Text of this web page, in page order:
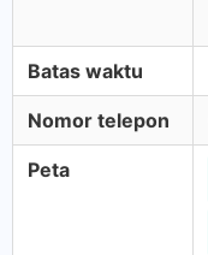
Batas waktu
Nomor telepon
Peta